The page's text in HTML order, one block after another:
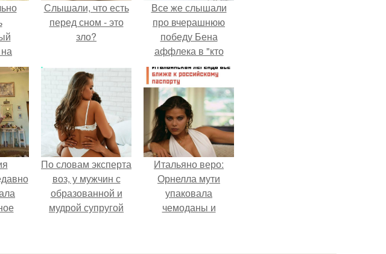
Слышали, что есть
перед сном - это
зло?
Все же слышали
про вчерашнюю
победу Бена
аффлека в "кто
хочет стать
миллионером?
По словам эксперта
воз, у мужчин с
образованной и
мудрой супругой
смерти якобы на
Итальяно веро:
Орнелла мути
упаковала
чемоданы и
красным